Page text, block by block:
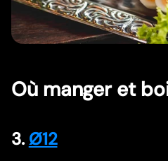
Où manger et
3.Ø12